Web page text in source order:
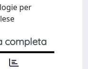
per
completa